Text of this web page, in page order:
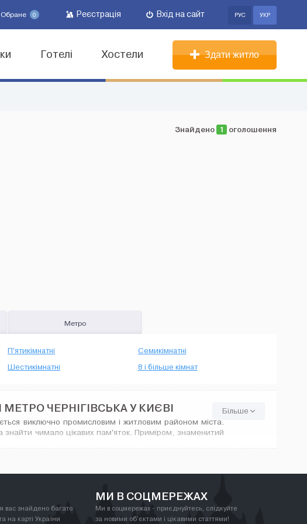
Обране 0 Реєстрація Вхід на сайт РУС УКР
Готелі Хостели Здати житло
Знайдено 1 оголошення
Метро
П'ятикімнатні
Шестикімнатні
Семикімнатні
8 і більше кімнат
ЧЕРНІГІВСЬКА У КИЄВІ
виключно промисловим і житловим районом міста.
знайти чимало цікавих пам'яток. Приміром, знаменитий
тут:
Більше
вас знайдено багато
на карті України
МИ В СОЦМЕРЕЖАХ
Ми в соцмережах - приєднуйтесь, слідкуйте
за новими об'єктами і цікавими статтями!